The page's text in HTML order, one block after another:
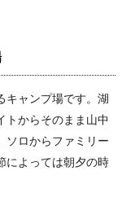
キャンプ場です。湖
トからそのまま山中
ソロからファミリー
によっては朝夕の時